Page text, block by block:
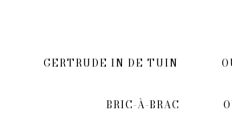
GERTRUDE IN DE TUIN
BRIC-À-BRAC